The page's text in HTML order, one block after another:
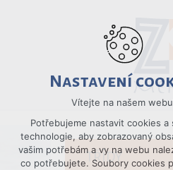
TŘÍDY
Nastavení
Vítejte na našem
Potřebujeme nastavit cookies a
technologie, aby zobrazovaný
vašim potřebám a vy na webu
co potřebujete. Soubory cookies